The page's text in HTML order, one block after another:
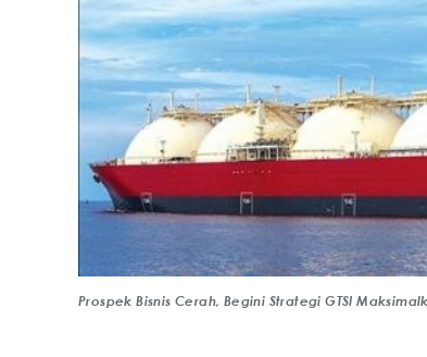
Prospek Bisnis Cerah, Begini Strategi GTSI